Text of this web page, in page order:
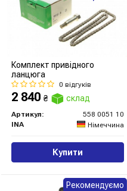
Комплект привідного
ланцюга
0 відгуків
2 840 ₴ склад
Артикул:
558 0051 10
INA
Німеччина
Купити
Рекомендуємо